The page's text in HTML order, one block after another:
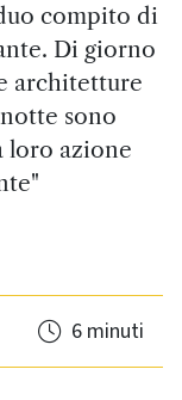
compito di
Di giorno
architetture
sono
loro azione
6 minuti